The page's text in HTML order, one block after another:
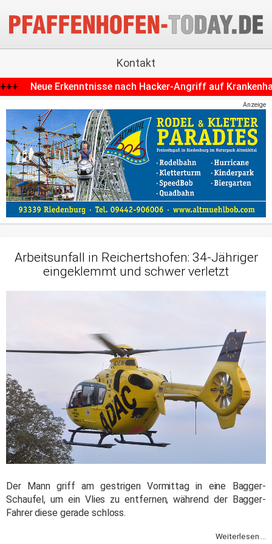
Kontakt
Hacker-Angriff auf Krankenhaus in Schrobenhausen
Anzeige
Arbeitsunfall in Reichertshofen: 34-Jähriger
eingeklemmt und schwer verletzt
Der Mann griff am gestrigen Vormittag in eine Bagger-
Schaufel, um ein Vlies zu entfernen, während der Bagger-
Fahrer diese gerade schloss.
Weiterlesen ...